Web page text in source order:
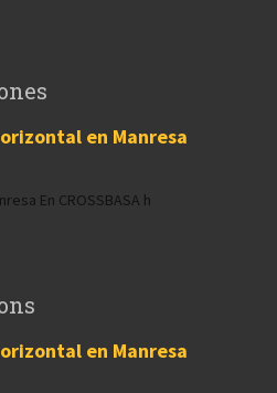
en Manresa
En CROSSBASA h
en Manresa